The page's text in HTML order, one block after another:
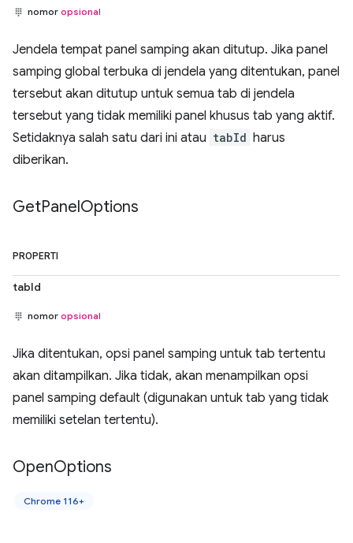
nomor opsional
Jendela tempat panel samping akan ditutup. Jika panel
samping global terbuka di jendela yang ditentukan, panel
tersebut akan ditutup untuk semua tab di jendela
tersebut yang tidak memiliki panel khusus tab yang aktif.
Setidaknya salah satu dari ini atau tabId harus
diberikan.
GetPanelOptions
PROPERTI
tabId
nomor opsional
Jika ditentukan, opsi panel samping untuk tab tertentu
akan ditampilkan. Jika tidak, akan menampilkan opsi
panel samping default (digunakan untuk tab yang tidak
memiliki setelan tertentu).
OpenOptions
Chrome 116+